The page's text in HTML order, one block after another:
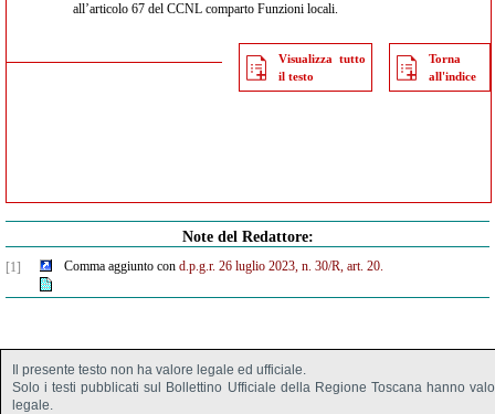
all’articolo 67 del CCNL comparto Funzioni locali.
Visualizza tutto
il testo
Torna
all'indice
Note del Redattore:
[1] Comma aggiunto con d.p.g.r. 26 luglio 2023, n. 30/R, art. 20.
Il presente testo non ha valore legale ed ufficiale.
Solo i testi pubblicati sul Bollettino Ufficiale della Regione Toscana hanno
legale.